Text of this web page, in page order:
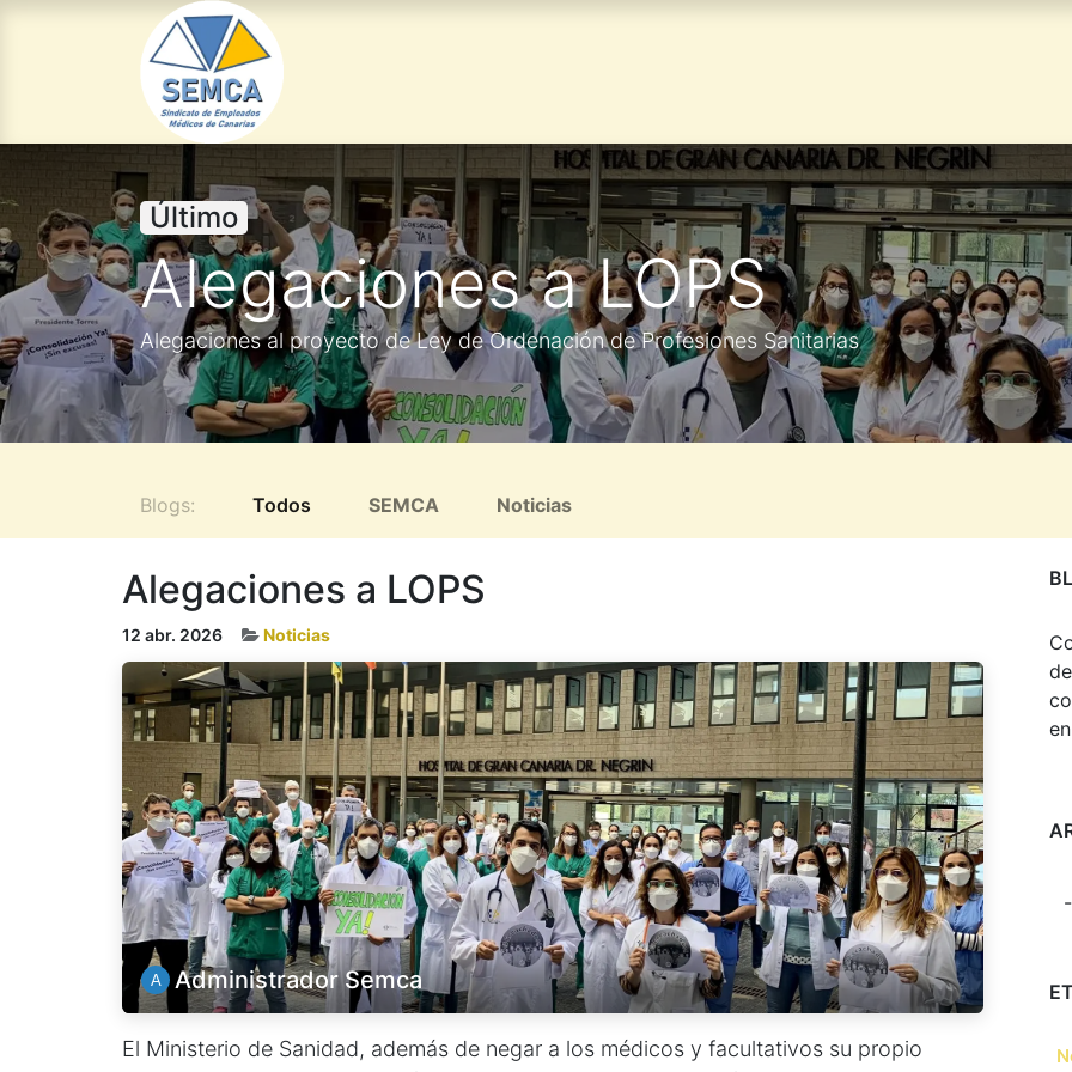
Último
Alegaciones a LOPS
Alegaciones al proyecto de Ley de Ordenación de Profesiones Sanitarias
Blogs: Todos SEMCA Noticias
Alegaciones a LOPS
12 abr. 2026 Noticias
Administrador Semca
El Ministerio de Sanidad, además de negar a los médicos y facultativos su propio